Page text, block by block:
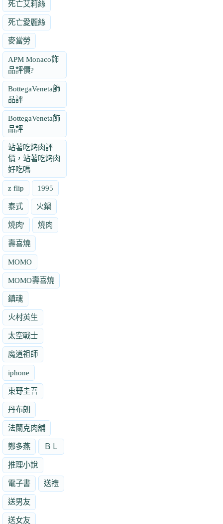
死亡艾莉絲
死亡愛麗絲
麥當勞
APM Monaco飾
品評價?
BottegaVeneta飾
品評
BottegaVeneta飾
品評
站著吃烤肉評
價，站著吃烤肉
好吃嗎
z flip 1995
泰式 火鍋
燒肉' 燒肉
壽喜燒
MOMO
MOMO壽喜燒
鎮魂
火村英生
太空戰士
魔道祖師
iphone
東野圭吾
丹布朗
法蘭克肉舖
鄭多燕 ＢＬ
推理小說
電子書 送禮
送男友
送女友